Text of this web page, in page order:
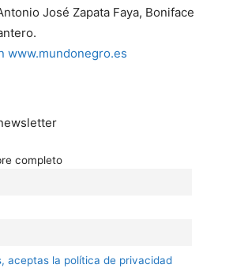
José Zapata Faya, Boniface
www.mundonegro.es
completo
aceptas la política de privacidad